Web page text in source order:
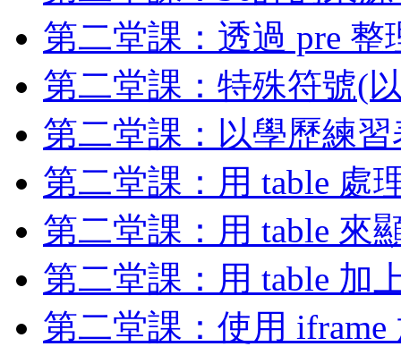
第二堂課：透過 pre 整
第二堂課：特殊符號(
第二堂課：以學歷練
第二堂課：用 table 處
第二堂課：用 table 來
第二堂課：用 table 加
第二堂課：使用 iframe